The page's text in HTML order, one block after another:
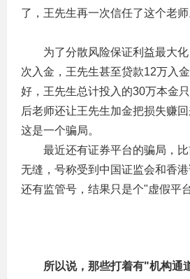
了，王先生再一次信任了这个老师
为了分散风险保证利益最大化
次入金，王先生甚至贷款12万入
好，王先生总计投入的30万本金
后老师还让王先生加金把损失赚
这是一个骗局。
最近还有证券平台的骗局，比
无缝，号称受到中国证监会和香港
还有监管号，结果只是个"虚假平台
所以说，那些打着有"机构通